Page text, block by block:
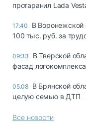
протаранил Lada
17:40
В Воронежской
100 тыс. руб. за
09:33
В Тверской
фасад
05.08 В Брянской
целую семью в ДТП
Все новости